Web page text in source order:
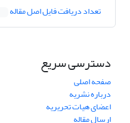
تعداد دریافت فایل اصل مقاله
دسترسی سریع
صفحه اصلی
درباره نشریه
اعضای هیات تحریریه
ارسال مقاله